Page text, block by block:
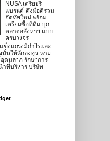
NUSA เตรียมรี
แบรนด์-ดึงมือดีร่วม
จัดทัพใหม่ พร้อม
เตรียมซื้อที่ดิน บุก
ตลาดอสังหาฯ แบบ
ครบวงจร
ข็งแกร่งมีกำไรและ
มั่นให้นักลงทุน นาย
ดมลาภ รักษาการ
าที่บริหาร บริษัท